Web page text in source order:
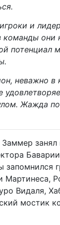
и
команды они
потенциал
неважно в
Жажда
занял
запомнился
Мартинеса,
Видаля,
мостик